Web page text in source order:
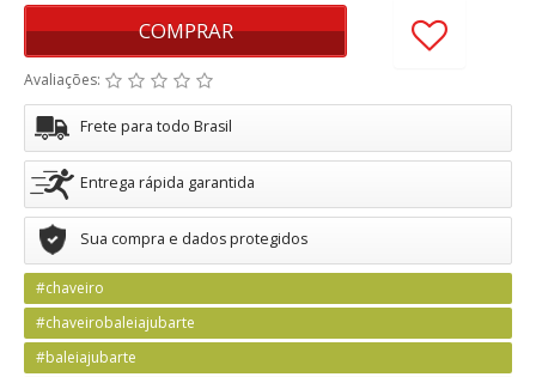
COMPRAR
Avaliações:
Frete para todo Brasil
Entrega rápida garantida
Sua compra e dados protegidos
#chaveiro
#chaveirobaleiajubarte
#baleiajubarte